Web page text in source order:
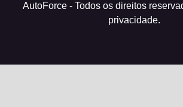
AutoForce - Todos os direitos
privacidade.